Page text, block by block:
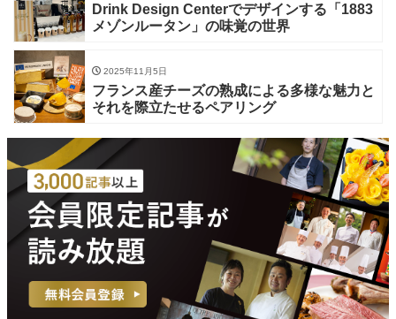
Drink Design Centerでデザインする「1883
メゾンルータン」の味覚の世界
2025年11月5日
フランス産チーズの熟成による多様な魅力と
それを際立たせるペアリング